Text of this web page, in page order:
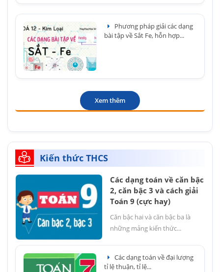
Phương pháp giải các dạng
bài tập về Sắt Fe, hỗn hợp...
Xem thêm
Kiến thức THCS
Các dạng toán về căn bậc
2, căn bậc 3 và cách giải
Toán 9 (cực hay)
Căn bậc hai và căn bậc ba là
những mảng kiến thức...
Các dạng toán về đại lượng
tỉ lệ thuận, tỉ lệ...